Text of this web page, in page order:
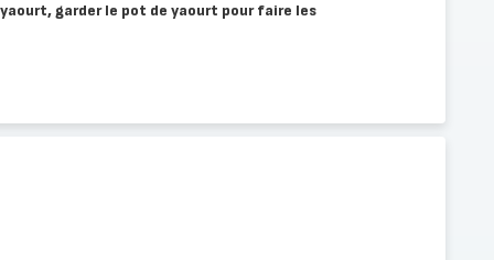
garder le pot de yaourt pour faire les